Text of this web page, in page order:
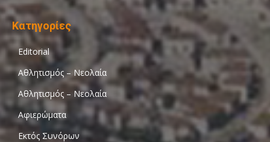
Κατηγορίες
Editorial
Αθλητισμός – Νεολαία
Αθλητισμός – Νεολαία
Αφιερώματα
Εκτός Συνόρων